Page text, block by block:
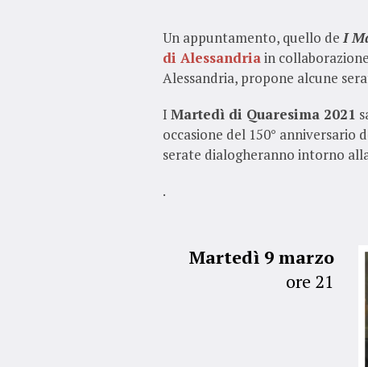
Un appuntamento, quello de I
di Alessandriain
Alessandria, propone alcune
I Martedì di Quaresima 2021
occasione del 150° anniversario
serate dialogheranno intorno
.
Martedì 9 marzo
ore 21